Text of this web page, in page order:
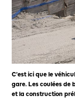
C’est ici que le
gare. Les coulées de
et la construction